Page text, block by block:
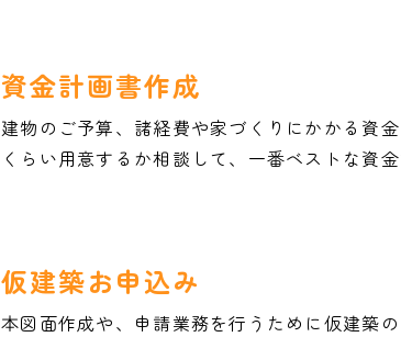
資金計画書作成
建物のご予算、諸経費や家づくりにかかる資
くらい用意するか相談して、一番ベストな資
仮建築お申込み
本図面作成や、申請業務を行うために仮建築